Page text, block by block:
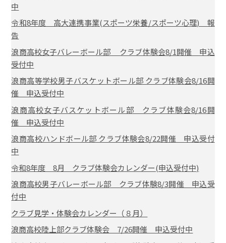
中
令和8年度 高大連携事業(スポーツ栄養/スポーツ心理) 報
告
浪商高校女子バレーボール部 クラブ体験会8/1開催 申込
受付中
浪商高等学校男子バスケットボール部 クラブ体験会8/16開
催 申込受付中
浪商高校女子バスケットボール部 クラブ体験会8/16開
催 申込受付中
浪商高校ハンドボール部 クラブ体験会8/22開催 申込受付
中
令和8年度 8月 クラブ体験会カレンダー(申込受付中)
浪商高校男子バレーボール部 クラブ体験8/3開催 申込受
付中
クラブ見学・体験会カレンダー（８月）
浪商高校陸上部クラブ体験会 7/26開催 申込受付中